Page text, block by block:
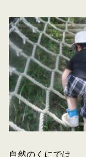
自然のくにでは